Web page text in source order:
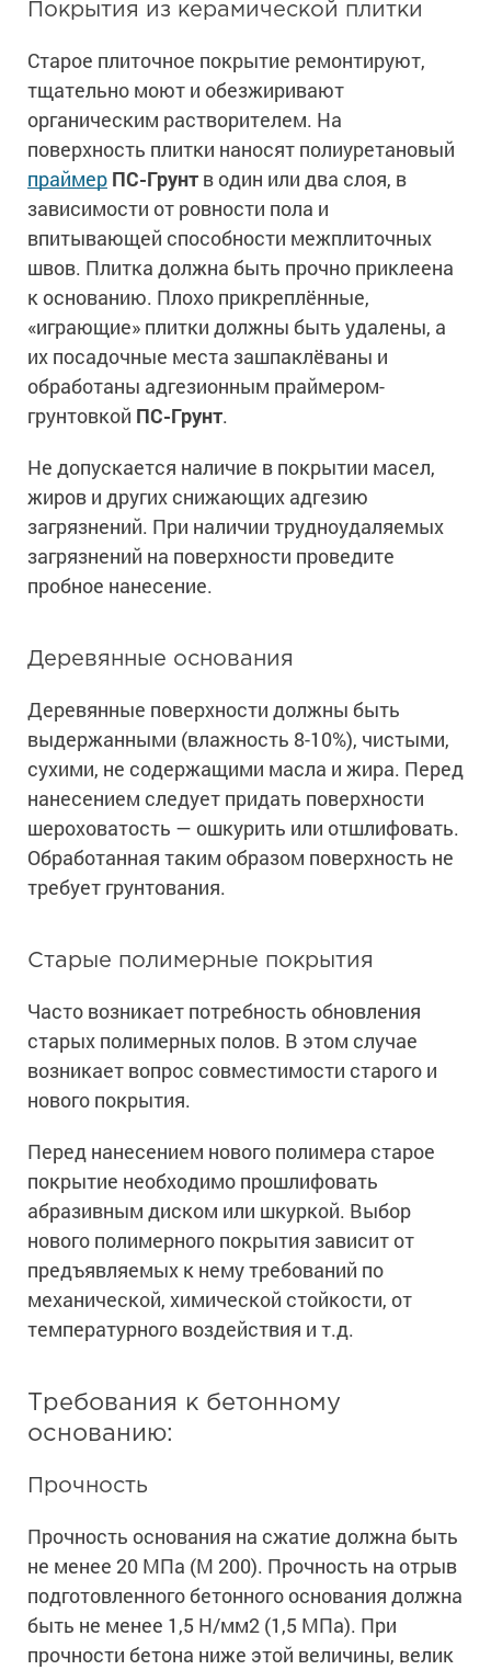
Покрытия из керамической плитки
Старое плиточное покрытие ремонтируют,
тщательно моют и обезжиривают
органическим растворителем. На
поверхность плитки наносят полиуретановый
праймер ПС-Грунт в один или два слоя, в
зависимости от ровности пола и
впитывающей способности межплиточных
швов. Плитка должна быть прочно приклеена
к основанию. Плохо прикреплённые,
«играющие» плитки должны быть удалены, а
их посадочные места зашпаклёваны и
обработаны адгезионным праймером-
грунтовкой ПС-Грунт.
Не допускается наличие в покрытии масел,
жиров и других снижающих адгезию
загрязнений. При наличии трудноудаляемых
загрязнений на поверхности проведите
пробное нанесение.
Деревянные основания
Деревянные поверхности должны быть
выдержанными (влажность 8-10%), чистыми,
сухими, не содержащими масла и жира. Перед
нанесением следует придать поверхности
шероховатость — ошкурить или отшлифовать.
Обработанная таким образом поверхность не
требует грунтования.
Старые полимерные покрытия
Часто возникает потребность обновления
старых полимерных полов. В этом случае
возникает вопрос совместимости старого и
нового покрытия.
Перед нанесением нового полимера старое
покрытие необходимо прошлифовать
абразивным диском или шкуркой. Выбор
нового полимерного покрытия зависит от
предъявляемых к нему требований по
механической, химической стойкости, от
температурного воздействия и т.д.
Требования к бетонному
основанию:
Прочность
Прочность основания на сжатие должна быть
не менее 20 МПа (М 200). Прочность на отрыв
подготовленного бетонного основания должна
быть не менее 1,5 Н/мм2 (1,5 МПа). При
прочности бетона ниже этой величины, велик